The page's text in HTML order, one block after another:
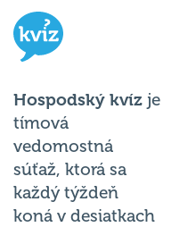
Hospodský kvíz je
tímová
vedomostná
súťaž, ktorá sa
každý týždeň
koná v desiatkach